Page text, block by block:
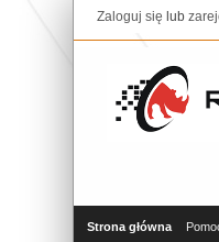
Zaloguj się lub
Strona główna